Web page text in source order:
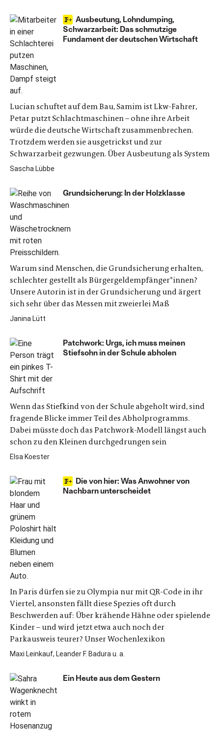
Ausbeutung, Lohndumping,
Schwarzarbeit: Das schmutzige
Fundament der deutschen Wirtschaft
Lucian schuftet auf dem Bau, Samim ist Lkw-Fahrer,
Petar putzt Schlachtmaschinen – ohne ihre Arbeit
würde die deutsche Wirtschaft zusammenbrechen.
Trotzdem werden sie ausgetrickst und zur
Schwarzarbeit gezwungen. Über Ausbeutung als System
Sascha Lübbe
Grundsicherung: In der Holzklasse
Warum sind Menschen, die Grundsicherung erhalten,
schlechter gestellt als Bürgergeldempfänger*innen?
Unsere Autorin ist in der Grundsicherung und ärgert
sich sehr über das Messen mit zweierlei Maß
Janina Lütt
Patchwork: Urgs, ich muss meinen
Stiefsohn in der Schule abholen
Wenn das Stiefkind von der Schule abgeholt wird, sind
fragende Blicke immer Teil des Abholprogramms.
Dabei müsste doch das Patchwork-Modell längst auch
schon zu den Kleinen durchgedrungen sein
Elsa Koester
Die von hier: Was Anwohner von
Nachbarn unterscheidet
In Paris dürfen sie zu Olympia nur mit QR-Code in ihr
Viertel, ansonsten fällt diese Spezies oft durch
Beschwerden auf: Über krähende Hähne oder spielende
Kinder – und wird jetzt etwa auch noch der
Parkausweis teurer? Unser Wochenlexikon
Maxi Leinkauf, Leander F. Badura u. a.
Ein Heute aus dem Gestern